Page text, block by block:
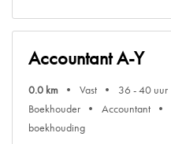
Accountant A-Y
0.0 km Vast 36 - 40 uur
Boekhouder
Accountant
boekhouding